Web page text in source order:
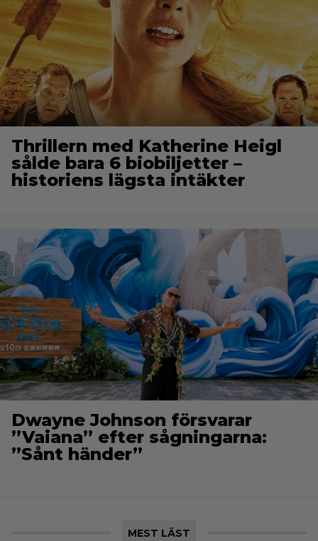
Thrillern med Katherine Heigl
sålde bara 6 biobiljetter –
historiens lägsta intäkter
Dwayne Johnson försvarar
”Vaiana” efter sågningarna:
”Sånt händer”
MEST LÄST